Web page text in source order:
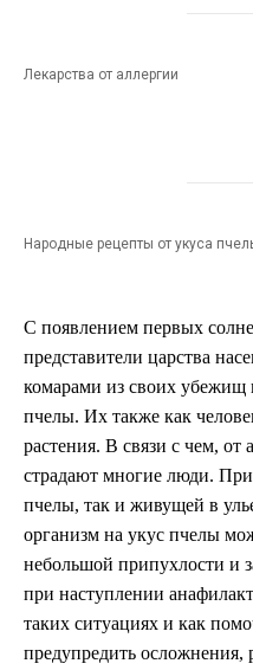
Лекарства от аллергии
Народные рецепты от укуса
С появлением первых
представители царства
комарами из своих убежищ
пчелы. Их также как
растения. В связи с чем,
страдают многие люди.
пчелы, так и живущей в
организм на укус пчелы
небольшой припухлости и
при наступлении
таких ситуациях и как
предупредить осложнения,